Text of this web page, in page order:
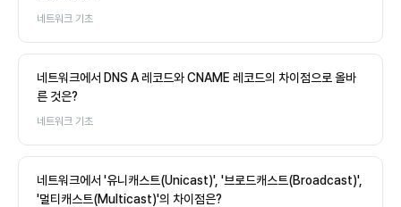
네트워크 기초
네트워크에서 DNS A 레코드와 CNAME 레코드의 차이점으로 올바
른 것은?
네트워크 기초
네트워크에서 '유니캐스트(Unicast)', '브로드캐스트(Broadcast)',
'멀티캐스트(Multicast)'의 차이점은?